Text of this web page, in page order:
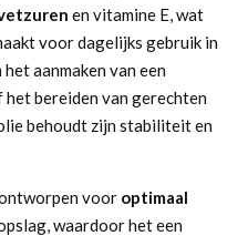
en vitamine E, wat
voor dagelijks gebruik in
aanmaken van een
bereiden van gerechten
behoudt zijn stabiliteit en
voor optimaal
waardoor het een